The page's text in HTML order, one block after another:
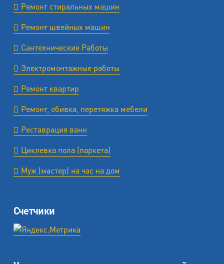
Ремонт стиральных машин
Ремонт швейных машин
Сантехнические Работы
Электромонтажные работы
Ремонт квартир
Ремонт, обивка, перетяжка мебели
Реставрация ванн
Циклевка пола (паркета)
Муж (мастер) на час на дом
Счетчики